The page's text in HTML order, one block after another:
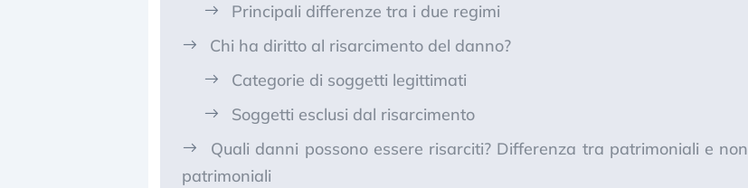
Principali differenze tra i due regimi
Chi ha diritto al risarcimento del danno?
Categorie di soggetti legittimati
Soggetti esclusi dal risarcimento
Quali danni possono essere risarciti? Differenza tra patrimoniali e non
patrimoniali